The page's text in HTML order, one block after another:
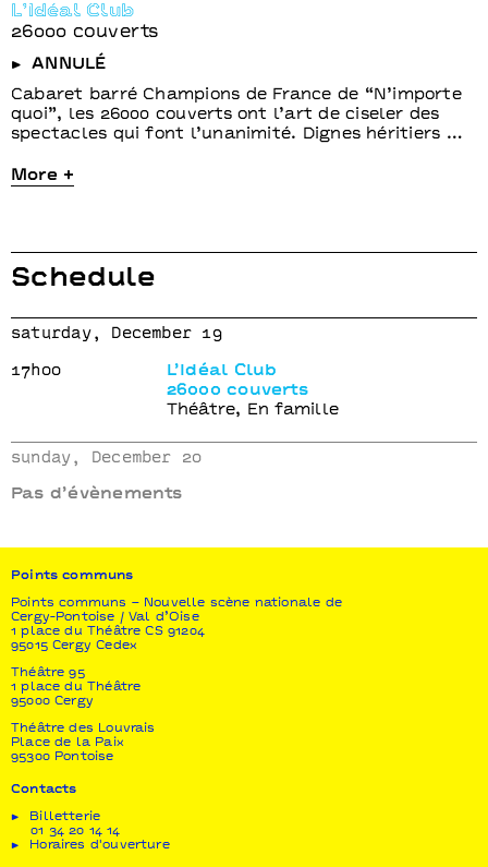
L’Idéal Club
26000 couverts
ANNULÉ
Cabaret barré Champions de France de “N’importe
quoi”, les 26000 couverts ont l’art de ciseler des
spectacles qui font l’unanimité. Dignes héritiers …
More +
Schedule
saturday, December 19
17h00
L’Idéal Club
26000 couverts
Théâtre, En famille
sunday, December 20
Pas d’évènements
Points communs
Points communs – Nouvelle scène nationale de
Cergy-Pontoise / Val d’Oise
1 place du Théâtre CS 91204
95015 Cergy Cedex
Théâtre 95
1 place du Théâtre
95000 Cergy
Théâtre des Louvrais
Place de la Paix
95300 Pontoise
Contacts
Billetterie
01 34 20 14 14
Horaires d'ouverture